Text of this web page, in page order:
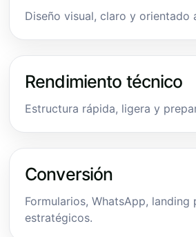
Diseño visual, claro y orientado
Rendimiento técnico
Estructura rápida, ligera y
Conversión
Formularios, WhatsApp, landing
estratégicos.